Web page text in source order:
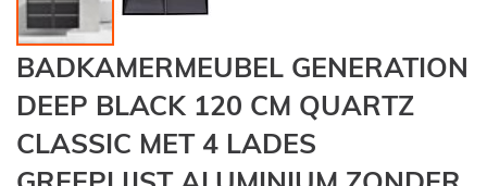
Ga
naar
het
begin
van
de
afbeeldingen-
BADKAMERMEUBEL GENERATION
DEEP BLACK 120 CM QUARTZ
CLASSIC MET 4 LADES